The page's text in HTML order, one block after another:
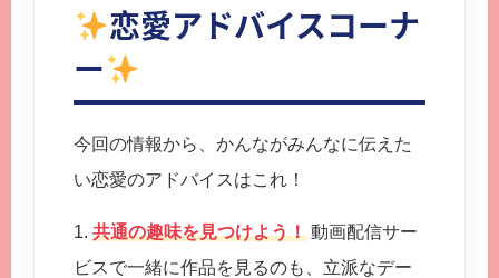
恋愛アドバイスコーナ
ー
今回の情報から、かんながみんなに伝えた
い恋愛のアドバイスはこれ！
1. 共通の趣味を見つけよう！ 動画配信サー
ビスで一緒に作品を見るのも、立派なデー